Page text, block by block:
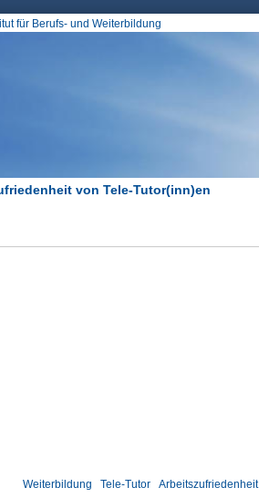
für Berufs- und Weiterbildung
von Tele-Tutor(inn)en
Arbeitszufriedenheit
Tele-Tutor
Weiterbildung